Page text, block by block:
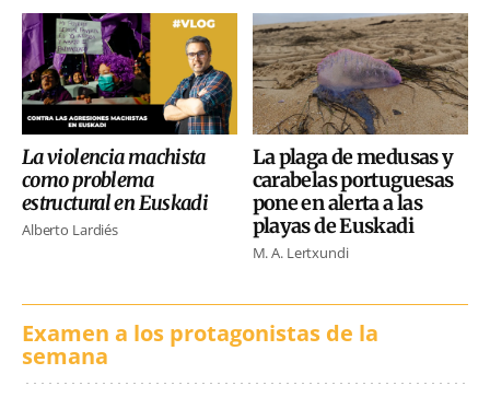
La violencia machista
como problema
estructural en Euskadi
Alberto Lardiés
La plaga de medusas y
carabelas portuguesas
pone en alerta a las
playas de Euskadi
M. A. Lertxundi
Examen a los protagonistas de la
semana